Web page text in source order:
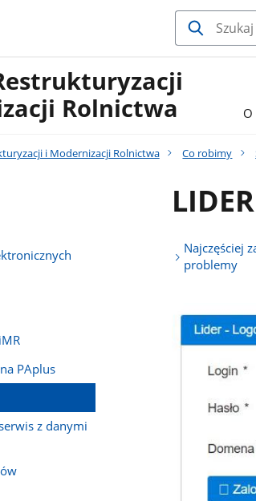
Rolnictwa
O
i Modernizacji Rolnictwa Co robimy
PAplus
z danymi
LIDER
Najczęściej
problemy